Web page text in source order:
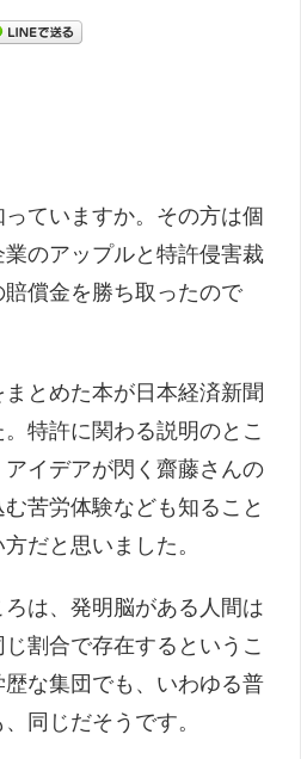
ていますか。その方は個
のアップルと特許侵害裁
償金を勝ち取ったので
とめた本が日本経済新聞
特許に関わる説明のとこ
イデアが閃く齋藤さんの
苦労体験なども知ること
だと思いました。
は、発明脳がある人間は
割合で存在するというこ
な集団でも、いわゆる普
同じだそうです。